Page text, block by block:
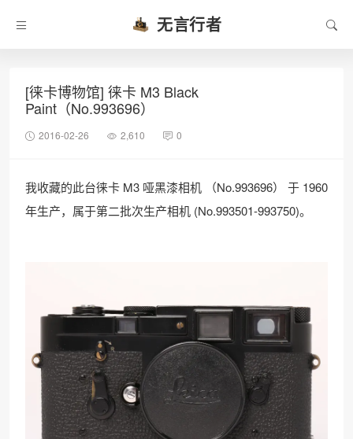
无言行者
[徕卡博物馆] 徕卡 M3 Black
Paint（No.993696）
2016-02-26 2,610 0
我收藏的此台徕卡 M3 哑黑漆相机 （No.993696） 于 1960
年生产，属于第二批次生产相机 (No.993501-993750)。